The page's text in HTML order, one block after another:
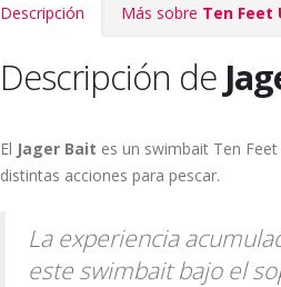
Descripción Más sobre Ten Feet
Descripción de
El Jager Bait es un swimbait Ten
distintas acciones para pescar.
La experiencia
este swimbait bajo el